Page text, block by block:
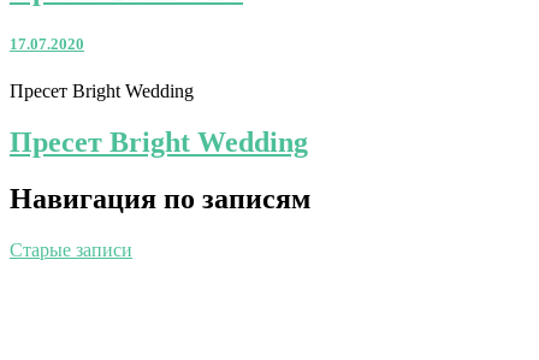
17.07.2020
Пресет Bright Wedding
Пресет Bright Wedding
Навигация по записям
Старые записи